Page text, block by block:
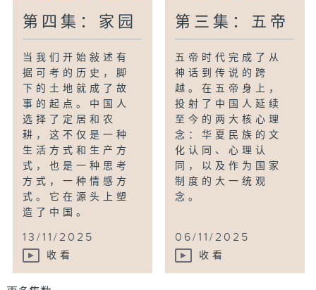
第四集：家园
当我们开始敍述有
据可考的历史，脚
下的土地就成了故
事的起点。中国人
选择了定居和农
耕，这不仅是一种
生活方式和生产方
式，也是一种思考
方式，一种情感方
式。它在源头上塑
造了中国。
13/11/2025
收看
第三集：五帝
五帝时代完成了从
神话到传说的跨
越。在五帝身上，
投射了中国人延续
至今的两大核心理
念：华夏民族的文
化认同、心理认
同，以及作为国家
制度的大一统观
念。
06/11/2025
收看